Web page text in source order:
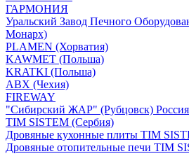
ГАРМОНИЯ
Уральский Завод Печного
Монарх)
PLAMEN (Хорватия)
KAWMET (Польша)
KRATKI (Польша)
ABX (Чехия)
FIREWAY
"Сибирский ЖАР" (Рубцовск) Россия
TIM SISTEM (Сербия)
Дровяные кухонные плиты TIM
Дровяные отопительные печи TIM